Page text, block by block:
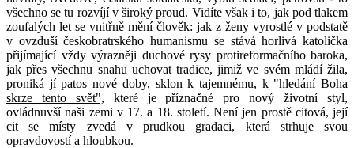
všechno se tu rozvíjí v široký proud. Vidíte však i to, jak pod tlakem
zoufalých let se vnitřně mění člověk: jak z ženy vyrostlé v podstatě
v ovzduší českobratrského humanismu se stává horlivá katolička
přijímající vždy výrazněji duchové rysy protireformačního baroka,
jak přes všechnu snahu uchovat tradice, jimiž ve svém mládí žila,
proniká jí patos nové doby, sklon k tajemnému, k "hledání Boha
skrze tento svět", které je příznačné pro nový životní styl,
ovládnuvší naši zemi v 17. a 18. století. Není jen prostě citová, její
cit se místy zvedá v prudkou gradaci, která strhuje svou
opravdovostí a hloubkou.